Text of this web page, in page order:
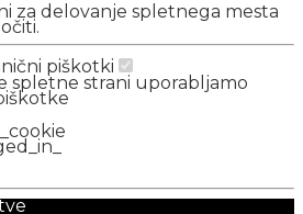
za delovanje spletnega mesta
piškotki
spletne strani uporabljamo